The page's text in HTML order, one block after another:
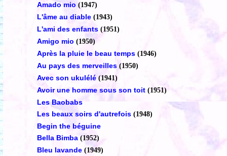
Amado mio (1947)
L'âme au diable (1943)
L'ami des enfants (1951)
Amigo mio (1950)
Après la pluie le beau temps (1946)
Au pays des merveilles (1950)
Avec son ukulélé (1941)
Avoir une homme sous son toit (1951)
Les Baobabs
Les beaux soirs d'autrefois (1948)
Begin the béguine
Bella Bimba (1952)
Bleu lavande (1949)